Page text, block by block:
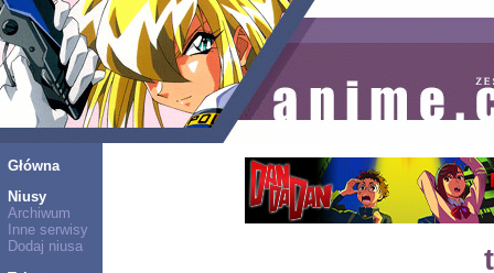
Główna
Niusy
Archiwum
Inne serwisy
Dodaj niusa